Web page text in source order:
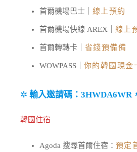
首爾機場巴士｜ 線上預約
首爾機場快線 AREX｜ 線上
首爾轉轉卡｜ 省錢預備備
WOWPASS｜ 你的韓國現金
✲ 輸入邀請碼：3HWDA6WR
韓國住宿
Agoda 搜尋首爾住宿： 預定